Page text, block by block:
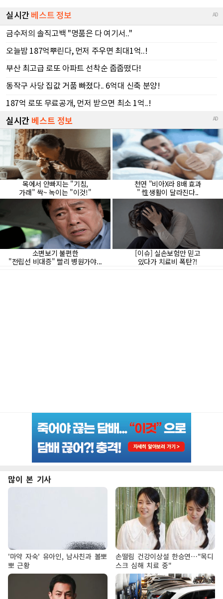
많이 본 기사
'마약 자숙' 유아인, 남사친과 볼뽀
뽀 근황
손떨림 건강이상설 한승연…"목디
스크 심해 치료 중"